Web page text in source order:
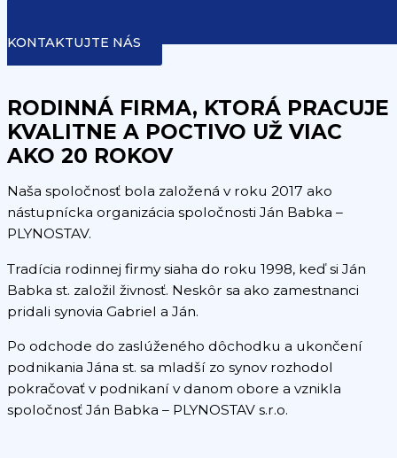
KONTAKTUJTE NÁS
RODINNÁ FIRMA, KTORÁ PRACUJE
KVALITNE A POCTIVO UŽ VIAC
AKO 20 ROKOV
Naša spoločnosť bola založená v roku 2017 ako
nástupnícka organizácia spoločnosti Ján Babka –
PLYNOSTAV.
Tradícia rodinnej firmy siaha do roku 1998, keď si Ján
Babka st. založil živnosť. Neskôr sa ako zamestnanci
pridali synovia Gabriel a Ján.
Po odchode do zaslúženého dôchodku a ukončení
podnikania Jána st. sa mladší zo synov rozhodol
pokračovať v podnikaní v danom obore a vznikla
spoločnosť Ján Babka – PLYNOSTAV s.r.o.